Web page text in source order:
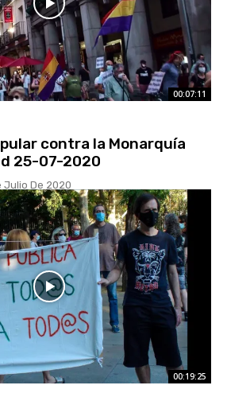
00:07:11
contra la Monarquía
25-07-2020
Julio De 2020
00:19:25